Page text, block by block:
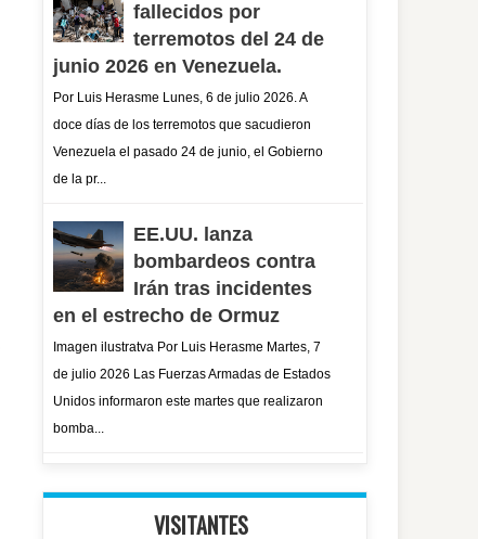
fallecidos por
terremotos del 24 de
junio 2026 en Venezuela.
Por Luis Herasme Lunes, 6 de julio 2026. A
doce días de los terremotos que sacudieron
Venezuela el pasado 24 de junio, el Gobierno
de la pr...
EE.UU. lanza
bombardeos contra
Irán tras incidentes
en el estrecho de Ormuz
Imagen ilustratva Por Luis Herasme Martes, 7
de julio 2026 Las Fuerzas Armadas de Estados
Unidos informaron este martes que realizaron
bomba...
VISITANTES